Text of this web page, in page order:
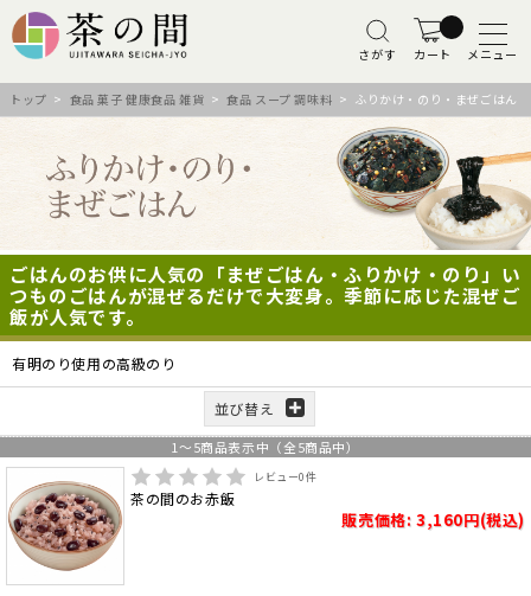
さがす カート メニュー
トップ > 食品 菓子 健康食品 雑貨 >食品 スープ 調味料 > ふりかけ・のり・まぜごはん
ごはんのお供に人気の「まぜごはん・ふりかけ・のり」い
つものごはんが混ぜるだけで大変身。季節に応じた混ぜご
飯が人気です。
有明のり使用の高級のり
並び替え
1 ～5商品表示中（全5商品中）
レビュー0件
茶の間のお赤飯
販売価格: 3,160円(税込)